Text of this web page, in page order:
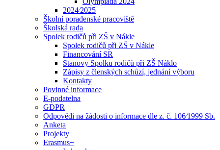
2024⁄2025
Školní poradenské pracoviště
Školská rada
Spolek rodičů při ZŠ v Nákle
Spolek rodičů při ZŠ v Nákle
Financování SR
Stanovy Spolku rodičů při ZŠ Náklo
Zápisy z členských schůzí, jednání výboru
Kontakty
Povinné informace
E-podatelna
GDPR
Odpovědi na žádosti o informace dle z. č. 106⁄1999 Sb.
Anketa
Projekty
Erasmus+